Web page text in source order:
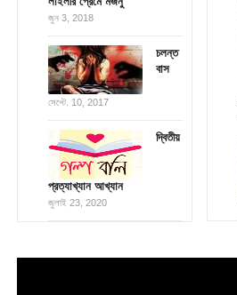
জুন 3, 2018
চলন্ত
বাস
সেপ্টে. 10, 2017
দ্বিতীয়
প্রত্যাখ্যান আখ্যান
জুলাই 23, 2020